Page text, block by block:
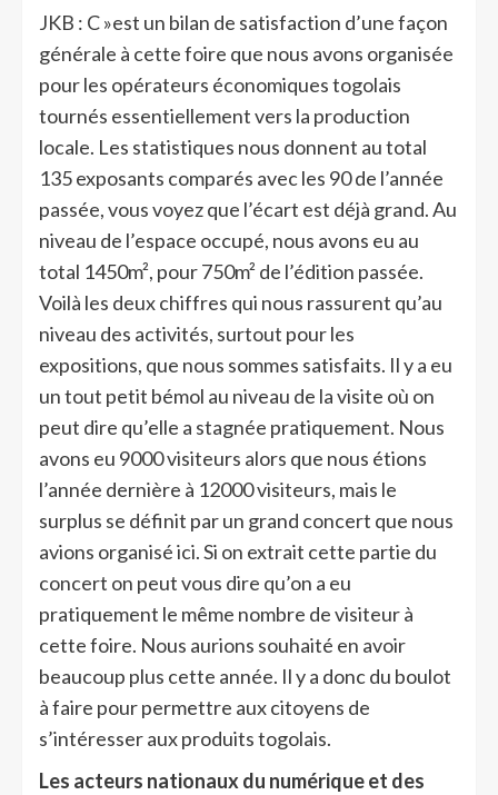
JKB : C »est un bilan de satisfaction d’une façon
générale à cette foire que nous avons organisée
pour les opérateurs économiques togolais
tournés essentiellement vers la production
locale. Les statistiques nous donnent au total
135 exposants comparés avec les 90 de l’année
passée, vous voyez que l’écart est déjà grand. Au
niveau de l’espace occupé, nous avons eu au
total 1450m², pour 750m² de l’édition passée.
Voilà les deux chiffres qui nous rassurent qu’au
niveau des activités, surtout pour les
expositions, que nous sommes satisfaits. Il y a eu
un tout petit bémol au niveau de la visite où on
peut dire qu’elle a stagnée pratiquement. Nous
avons eu 9000 visiteurs alors que nous étions
l’année dernière à 12000 visiteurs, mais le
surplus se définit par un grand concert que nous
avions organisé ici. Si on extrait cette partie du
concert on peut vous dire qu’on a eu
pratiquement le même nombre de visiteur à
cette foire. Nous aurions souhaité en avoir
beaucoup plus cette année. Il y a donc du boulot
à faire pour permettre aux citoyens de
s’intéresser aux produits togolais.
Les acteurs nationaux du numérique et des